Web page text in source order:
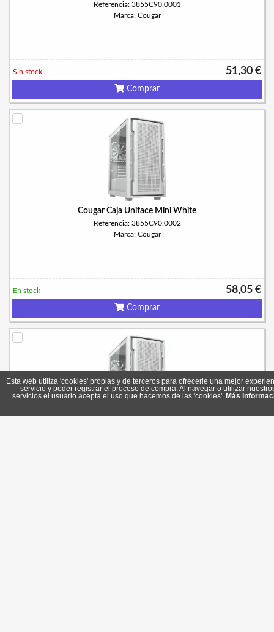
Referencia: 3855C90.0001
Marca: Cougar
51,30 €
Sin stock
Comprar
Cougar Caja Uniface Mini White
Referencia: 3855C90.0002
Marca: Cougar
58,05 €
En stock
Comprar
Esta web utiliza 'cookies' propias y de terceros para ofrecerle una mejor
servicio y poder registrar el proceso de compra. Al navegar o utilizar
servicios el usuario acepta el uso que hacemos de las 'cookies'. Más